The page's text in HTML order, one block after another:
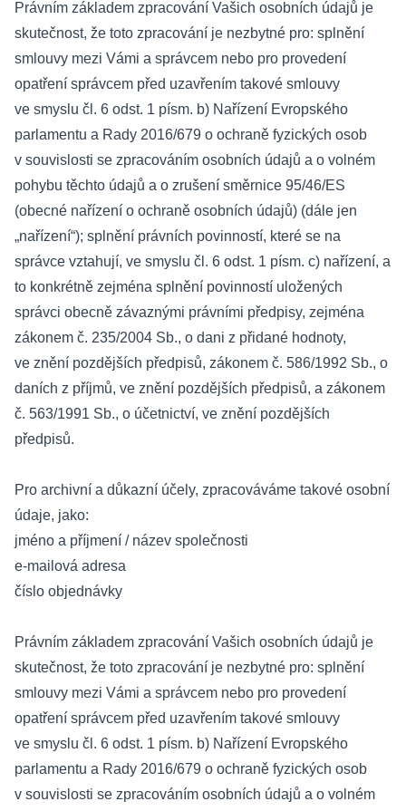
Právním základem zpracování Vašich osobních údajů je
skutečnost, že toto zpracování je nezbytné pro: splnění
smlouvy mezi Vámi a správcem nebo pro provedení
opatření správcem před uzavřením takové smlouvy
ve smyslu čl. 6 odst. 1 písm. b) Nařízení Evropského
parlamentu a Rady 2016/679 o ochraně fyzických osob
v souvislosti se zpracováním osobních údajů a o volném
pohybu těchto údajů a o zrušení směrnice 95/46/ES
(obecné nařízení o ochraně osobních údajů) (dále jen
„nařízení“); splnění právních povinností, které se na
správce vztahují, ve smyslu čl. 6 odst. 1 písm. c) nařízení, a
to konkrétně zejména splnění povinností uložených
správci obecně závaznými právními předpisy, zejména
zákonem č. 235/2004 Sb., o dani z přidané hodnoty,
ve znění pozdějších předpisů, zákonem č. 586/1992 Sb., o
daních z příjmů, ve znění pozdějších předpisů, a zákonem
č. 563/1991 Sb., o účetnictví, ve znění pozdějších
předpisů.
Pro archivní a důkazní účely, zpracováváme takové osobní
údaje, jako:
jméno a příjmení / název společnosti
e-mailová adresa
číslo objednávky
Právním základem zpracování Vašich osobních údajů je
skutečnost, že toto zpracování je nezbytné pro: splnění
smlouvy mezi Vámi a správcem nebo pro provedení
opatření správcem před uzavřením takové smlouvy
ve smyslu čl. 6 odst. 1 písm. b) Nařízení Evropského
parlamentu a Rady 2016/679 o ochraně fyzických osob
v souvislosti se zpracováním osobních údajů a o volném